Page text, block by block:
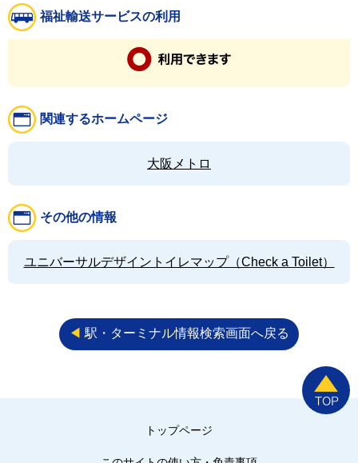
福祉輸送サービスの利用
関連するホームページ
大阪メトロ
その他の情報
ユニバーサルデザイントイレマップ（Check a Toilet）
◀︎ 駅・ターミナル情報検索画面へ戻る
トップページ